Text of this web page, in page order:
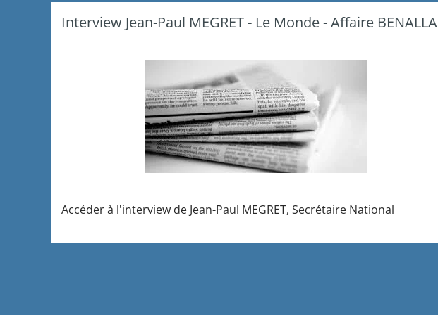
Interview Jean-Paul MEGRET - Le Monde - Affaire BENALLA
Accéder à l'interview de Jean-Paul MEGRET, Secrétaire National